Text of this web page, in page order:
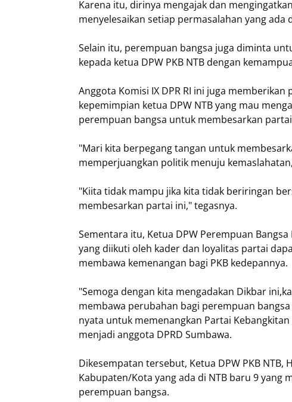
Karena itu, dirinya mengajak dan
menyelesaikan setiap permasalahan yang ada
Selain itu, perempuan bangsa juga diminta
kepada ketua DPW PKB NTB dengan
Anggota Komisi IX DPR RI ini juga
kepemimpian ketua DPW NTB yang mau
perempuan bangsa untuk membesarkan
"Mari kita berpegang tangan untuk
memperjuangkan politik menuju
"Kiita tidak mampu jika kita tidak beriringan
membesarkan partai ini," tegasnya.
Sementara itu, Ketua DPW Perempuan
yang diikuti oleh kader dan loyalitas partai
membawa kemenangan bagi PKB kedepannya.
"Semoga dengan kita mengadakan Dikbar
membawa perubahan bagi perempuan
nyata untuk memenangkan Partai
menjadi anggota DPRD Sumbawa.
Dikesempatan tersebut, Ketua DPW PKB
Kabupaten/Kota yang ada di NTB baru 9 yang
perempuan bangsa.